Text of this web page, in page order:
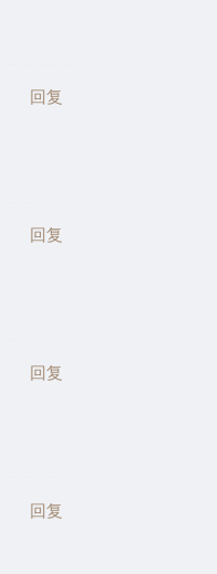
回复
回复
回复
回复